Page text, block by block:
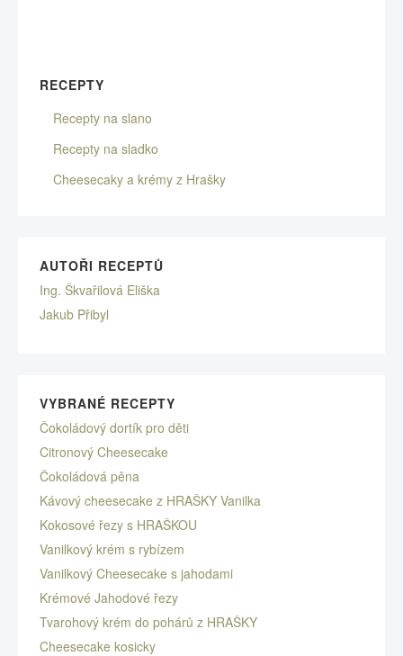
RECEPTY
Recepty na slano
Recepty na sladko
Cheesecaky a krémy z Hrašky
AUTOŘI RECEPTŮ
Ing. Škvařilová Eliška
Jakub Přibyl
VYBRANÉ RECEPTY
Čokoládový dortík pro děti
Citronový Cheesecake
Čokoládová pěna
Kávový cheesecake z HRAŠKY Vanilka
Kokosové řezy s HRAŠKOU
Vanilkový krém s rybízem
Vanilkový Cheesecake s jahodami
Krémové Jahodové řezy
Tvarohový krém do pohárů z HRAŠKY
Cheesecake kosicky